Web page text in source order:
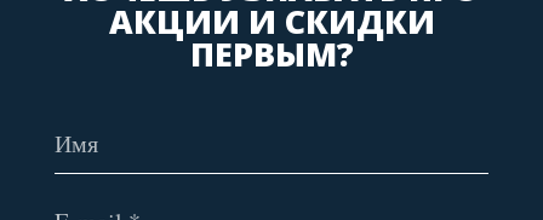
АКЦИИ И СКИДКИ
ПЕРВЫМ?